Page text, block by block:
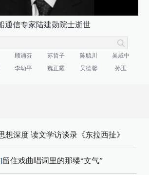
通信专家陆建勋院士逝世
顾诵芬 苏哲子 陈毓川
吴咸中
李幼平 魏正耀 吴德馨 孙玉
想深度 读文学访谈录《东拉西扯》
留住戏曲唱词里的那缕“文气”